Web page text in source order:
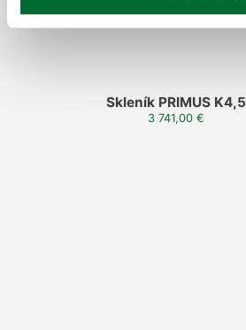
Skleník PRIMUS K4,5
3 741,00 €